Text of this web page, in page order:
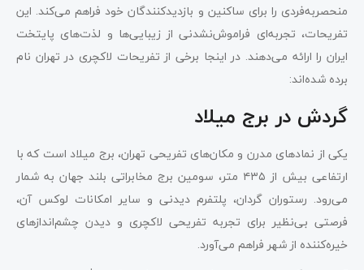
منحصربه‌فردی را برای ساکنین و بازدیدکنندگان خود فراهم می‌کند. این
تفریحات، تجربه‌ای فراموش‌نشدنی از زیبایی‌ها و لذت‌های پایتخت
ایران را ارائه می‌دهند. در اینجا برخی از تفریحات لاکچری در تهران نام
برده شده‌اند:
گردش در برج میلاد
یکی از نمادهای مدرن و مکان‌های تفریحی تهران، برج میلاد است که با
ارتفاعی بیش از ۴۳۵ متر، سومین برج مخابراتی بلند جهان به شمار
می‌رود. رستوران گردان، پلتفرم دیدنی و سایر امکانات لوکس آن،
فرصتی بی‌نظیر برای تجربه تفریحی لاکچری و دیدن چشم‌اندازهای
خیره‌کننده از شهر فراهم می‌آورد.